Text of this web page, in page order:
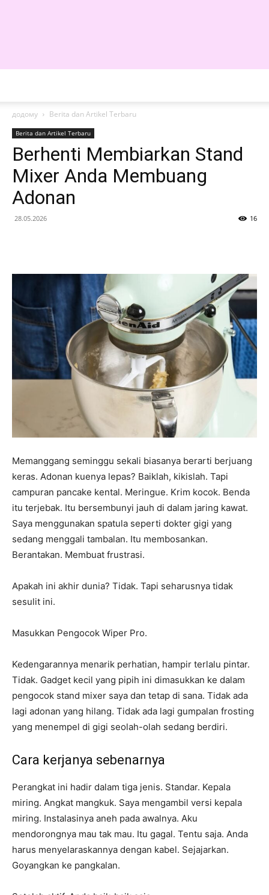
додому
Berita dan Artikel Terbaru
Berita dan Artikel Terbaru
Berhenti Membiarkan Stand
Mixer Anda Membuang
Adonan
28.05.2026 16
Memanggang seminggu sekali biasanya berarti berjuang
keras. Adonan kuenya lepas? Baiklah, kikislah. Tapi
campuran pancake kental. Meringue. Krim kocok. Benda
itu terjebak. Itu bersembunyi jauh di dalam jaring kawat.
Saya menggunakan spatula seperti dokter gigi yang
sedang menggali tambalan. Itu membosankan.
Berantakan. Membuat frustrasi.
Apakah ini akhir dunia? Tidak. Tapi seharusnya tidak
sesulit ini.
Masukkan Pengocok Wiper Pro.
Kedengarannya menarik perhatian, hampir terlalu pintar.
Tidak. Gadget kecil yang pipih ini dimasukkan ke dalam
pengocok stand mixer saya dan tetap di sana. Tidak ada
lagi adonan yang hilang. Tidak ada lagi gumpalan frosting
yang menempel di gigi seolah-olah sedang berdiri.
Cara kerjanya sebenarnya
Perangkat ini hadir dalam tiga jenis. Standar. Kepala
miring. Angkat mangkuk. Saya mengambil versi kepala
miring. Instalasinya aneh pada awalnya. Aku
mendorongnya mau tak mau. Itu gagal. Tentu saja. Anda
harus menyelaraskannya dengan kabel. Sejajarkan.
Goyangkan ke pangkalan.